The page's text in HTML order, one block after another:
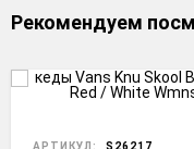
Рекомендуем
АРТИКУЛ: S26217